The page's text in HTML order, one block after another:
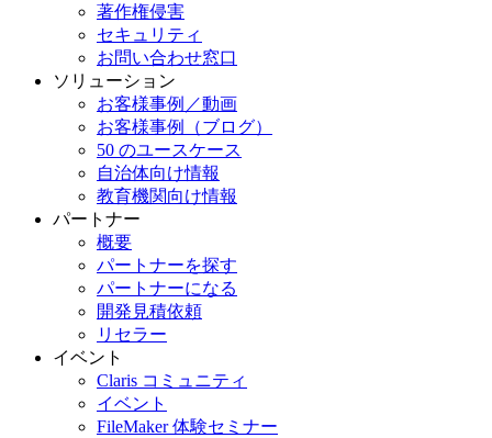
著作権侵害
セキュリティ
お問い合わせ窓口
ソリューション
お客様事例／動画
お客様事例（ブログ）
50 のユースケース
自治体向け情報
教育機関向け情報
パートナー
概要
パートナーを探す
パートナーになる
開発見積依頼
リセラー
イベント
Claris コミュニティ
イベント
FileMaker 体験セミナー